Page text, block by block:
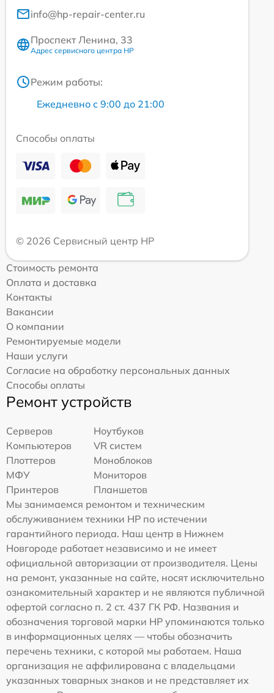
info@hp-repair-center.ru
Проспект Ленина, 33
Адрес сервисного центра HP
Режим работы:
Ежедневно с 9:00 до 21:00
Способы оплаты
© 2026 Сервисный центр HP
Стоимость ремонта
Оплата и доставка
Контакты
Вакансии
О компании
Ремонтируемые модели
Наши услуги
Согласие на обработку персональных данных
Способы оплаты
Ремонт устройств
Серверов
Ноутбуков
Компьютеров
VR систем
Плоттеров
Моноблоков
МФУ
Мониторов
Принтеров
Планшетов
Мы занимаемся ремонтом и техническим
обслуживанием техники HP по истечении
гарантийного периода. Наш центр в Нижнем
Новгороде работает независимо и не имеет
официальной авторизации от производителя. Цены
на ремонт, указанные на сайте, носят исключительно
ознакомительный характер и не являются публичной
офертой согласно п. 2 ст. 437 ГК РФ. Названия и
обозначения торговой марки HP упоминаются только
в информационных целях — чтобы обозначить
перечень техники, с которой мы работаем. Наша
организация не аффилирована с владельцами
указанных товарных знаков и не представляет их